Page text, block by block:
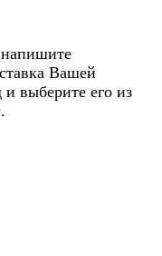
Вашей
выберите его из